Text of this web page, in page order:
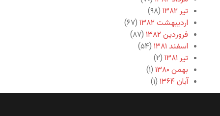
تیر ۱۳۸۲
(۹۸)
اردیبهشت ۱۳۸۲
(۶۷)
فروردین ۱۳۸۲
(۸۷)
اسفند ۱۳۸۱
(۵۴)
تیر ۱۳۸۱
(۲)
بهمن ۱۳۸۰
(۱)
آبان ۱۳۶۴
(۱)